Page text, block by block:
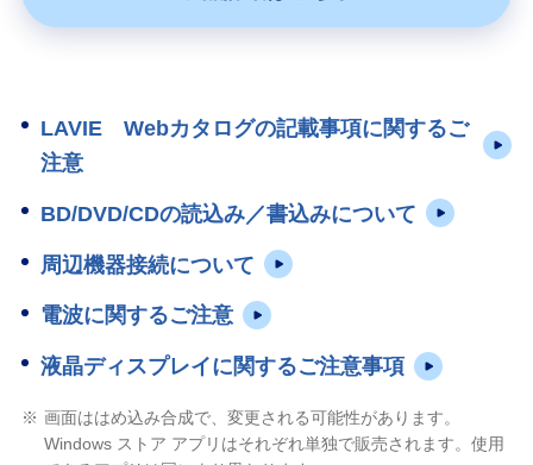
LAVIE Webカタログの記載事項に関するご
注意
BD/DVD/CDの読込み／書込みについて
周辺機器接続について
電波に関するご注意
液晶ディスプレイに関するご注意事項
※ 画面ははめ込み合成で、変更される可能性があります。
Windows ストア アプリはそれぞれ単独で販売されます。使用